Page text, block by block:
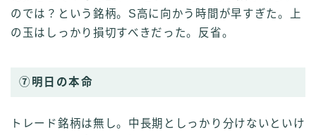
のでは？という銘柄。S高に向かう時間が早すぎた。上
の玉はしっかり損切すべきだった。反省。
⑦明日の本命
トレード銘柄は無し。中長期としっかり分けないといけ